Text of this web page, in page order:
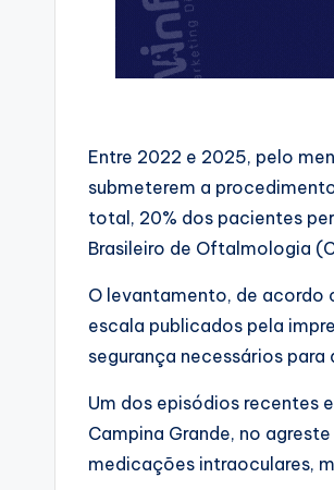
Entre 2022 e 2025, pelo
submeterem a
total, 20% dos pacientes
Brasileiro de Oftalmologia
O levantamento, de acordo
escala publicados pela
segurança necessários
Um dos episódios
Campina Grande, no
medicações intraoculares,